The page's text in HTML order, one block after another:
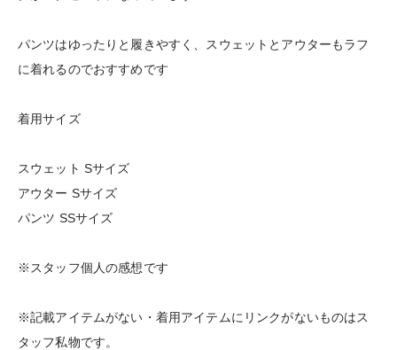
パンツはゆったりと履きやすく、スウェットとアウターもラフ
に着れるのでおすすめです
着用サイズ
スウェット Sサイズ
アウター Sサイズ
パンツ SSサイズ
※スタッフ個人の感想です
※記載アイテムがない・着用アイテムにリンクがないものはス
タッフ私物です。